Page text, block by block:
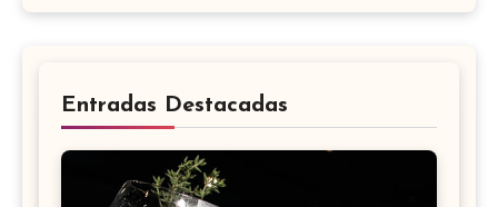
Entradas Destacadas